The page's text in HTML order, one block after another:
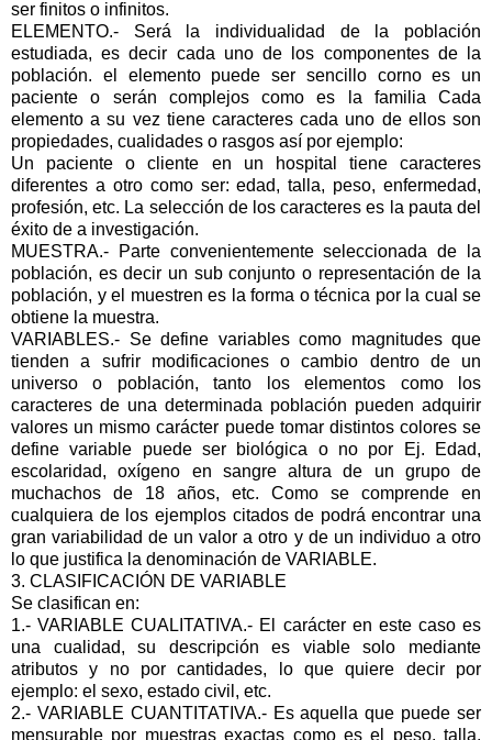
ser finitos o infinitos.
ELEMENTO.- Será la individualidad de la población
estudiada, es decir cada uno de los componentes de la
población. el elemento puede ser sencillo corno es un
paciente o serán complejos como es la familia Cada
elemento a su vez tiene caracteres cada uno de ellos son
propiedades, cualidades o rasgos así por ejemplo:
Un paciente o cliente en un hospital tiene caracteres
diferentes a otro como ser: edad, talla, peso, enfermedad,
profesión, etc. La selección de los caracteres es la pauta del
éxito de a investigación.
MUESTRA.- Parte convenientemente seleccionada de la
población, es decir un sub conjunto o representación de la
población, y el muestren es la forma o técnica por la cual se
obtiene la muestra.
VARIABLES.- Se define variables como magnitudes que
tienden a sufrir modificaciones o cambio dentro de un
universo o población, tanto los elementos como los
caracteres de una determinada población pueden adquirir
valores un mismo carácter puede tomar distintos colores se
define variable puede ser biológica o no por Ej. Edad,
escolaridad, oxígeno en sangre altura de un grupo de
muchachos de 18 años, etc. Como se comprende en
cualquiera de los ejemplos citados de podrá encontrar una
gran variabilidad de un valor a otro y de un individuo a otro
lo que justifica la denominación de VARIABLE.
3. CLASIFICACIÓN DE VARIABLE
Se clasifican en:
1.- VARIABLE CUALITATIVA.- El carácter en este caso es
una cualidad, su descripción es viable solo mediante
atributos y no por cantidades, lo que quiere decir por
ejemplo: el sexo, estado civil, etc.
2.- VARIABLE CUANTITATIVA.- Es aquella que puede ser
mensurable por muestras exactas como es el peso, talla,